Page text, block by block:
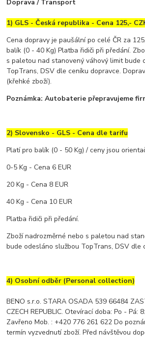
Doprava / Transport
1) GLS - Česká republika - Cena 125,-
Cena dopravy je paušální po celé ČR za
balík (0 - 40 Kg) Platba řidiči při předání.
s paletou nad stanovený váhový limit bude
TopTrans, DSV dle ceníku dopravce.
(křehké zboží).
Poznámka: Autobaterie přepravujeme
2) Slovensko - GLS - Cena dle tarifu
Platí pro balík (0 - 50 Kg) / ceny jsou
0-5 Kg - Cena 6 EUR
20 Kg - Cena 8 EUR
40 Kg - Cena 10 EUR
Platba řidiči při předání.
Zboží nadrozměrné nebo s paletou nad
bude odesláno službou TopTrans, DSV dle
4) Osobní odběr (Personal collection)
BENO s.r.o. STARA OSADA 539 66484
CZECH REPUBLIC. Otevírací doba: Po - Pá:
Zavřeno Mob. : +420 776 261 622 Do
termín vyzvednutí zboží. Před návštěvou